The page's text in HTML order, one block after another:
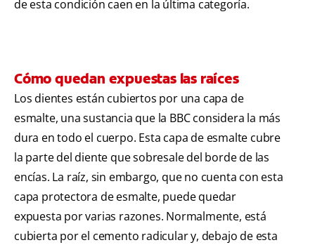
de esta condición caen en la última categoría.
Cómo quedan expuestas las raíces
Los dientes están cubiertos por una capa de
esmalte, una sustancia que la BBC considera la más
dura en todo el cuerpo. Esta capa de esmalte cubre
la parte del diente que sobresale del borde de las
encías. La raíz, sin embargo, que no cuenta con esta
capa protectora de esmalte, puede quedar
expuesta por varias razones. Normalmente, está
cubierta por el cemento radicular y, debajo de esta